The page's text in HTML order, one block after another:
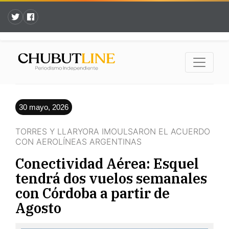
30 mayo, 2026
TORRES Y LLARYORA IMOULSARON EL ACUERDO
CON AEROLÍNEAS ARGENTINAS
Conectividad Aérea: Esquel
tendrá dos vuelos semanales
con Córdoba a partir de
Agosto